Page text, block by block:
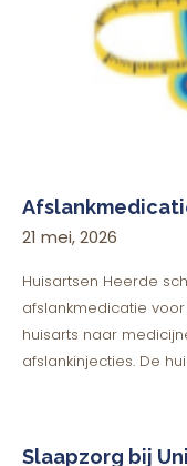
21 mei, 2026
Huisartsen Heerde
afslankmedicatie
huisarts naar
afslankinjecties. De
Slaapzorg bij